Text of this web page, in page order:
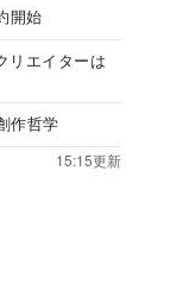
開始
リエイターは
作哲学
15:15更新